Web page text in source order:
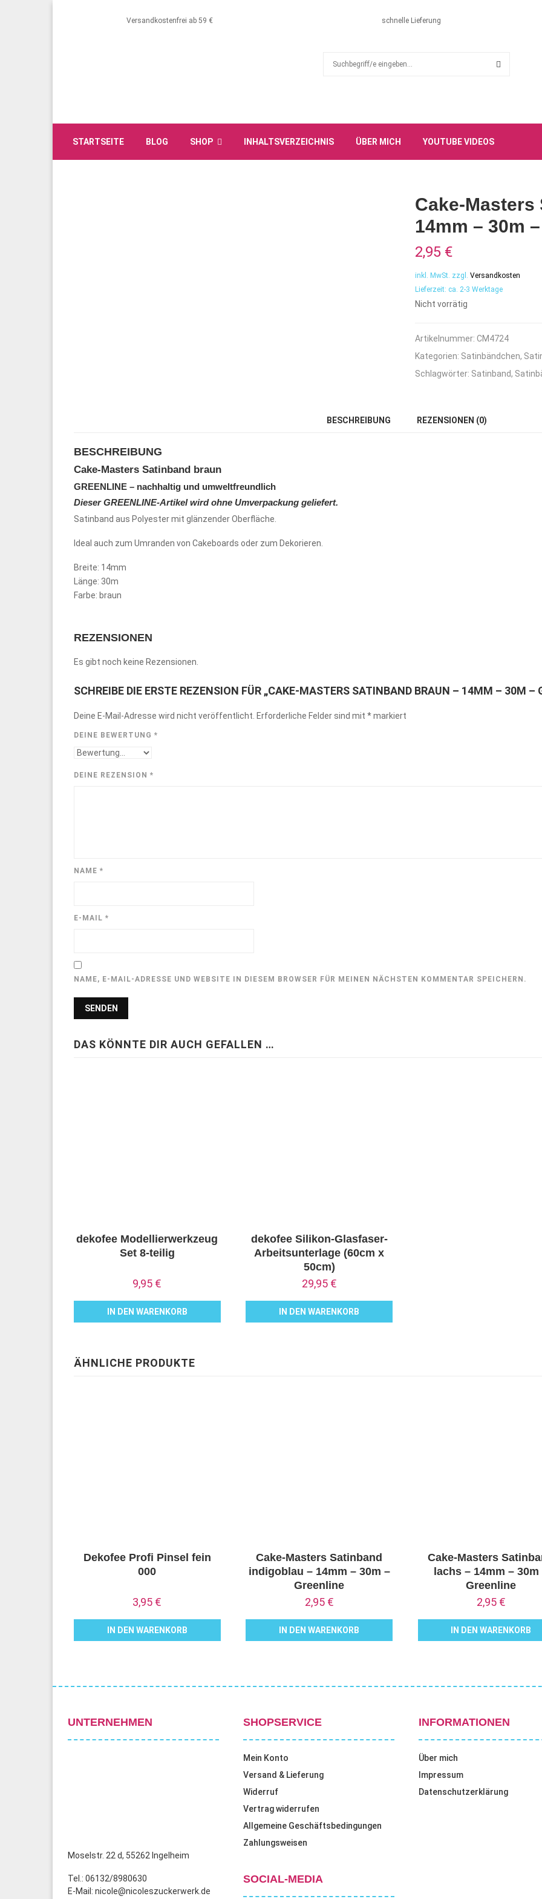
Versandkostenfrei ab 59 € schnelle Lieferung
h
o
r
R
H
STARTSEITE BLOG SHOP INHALTSVERZEICHNIS ÜBER MICH YOUTUBE VIDEOS
Cake-Masters
14mm – 30m
2,95 €
inkl. MwSt. zzgl.Versandkosten
Lieferzeit: ca. 2-3 Werktage
Nicht vorrätig
Artikelnummer:CM4724
Kategorien: Satinbändchen,
Schlagwörter: Satinband,
BESCHREIBUNG REZENSIONEN (0)
BESCHREIBUNG
Cake-Masters Satinband braun
GREENLINE – nachhaltig und umweltfreundlich
DieserGREENLINE-Artikel wirdohne Umverpackung geliefert.
Satinband aus Polyester mit glänzender Oberfläche.
Ideal auch zum Umranden von Cakeboards oder zum Dekorieren.
Breite: 14mm
Länge: 30m
Farbe: braun
REZENSIONEN
Es gibt noch keine Rezensionen.
SCHREIBE DIE ERSTE REZENSION FÜR „CAKE-MASTERS SATINBAND BRAUN – 14MM – 30M –
Deine E-Mail-Adresse wird nicht veröffentlicht. Erforderliche Felder sind mit *markiert
DEINE BEWERTUNG *
DEINE REZENSION *
NAME *
E-MAIL *
NAME, E-MAIL-ADRESSE UND WEBSITE IN DIESEM BROWSER FÜR MEINEN NÄCHSTEN KOMMENTAR SPEICHERN.
DAS KÖNNTE DIR AUCH GEFALLEN …
dekofee Modellierwerkzeug
Set 8-teilig
9,95 €
IN DEN WARENKORB
dekofee Silikon-Glasfaser-
Arbeitsunterlage (60cm x
50cm)
29,95 €
IN DEN WARENKORB
ÄHNLICHE PRODUKTE
Dekofee Profi Pinsel fein
000
3,95 €
IN DEN WARENKORB
Cake-Masters Satinband
indigoblau – 14mm – 30m –
Greenline
2,95 €
IN DEN WARENKORB
Cake-Masters
lachs – 14mm – 30m
Greenline
2,95 €
IN DEN WARENKORB
UNTERNEHMEN
Moselstr. 22 d, 55262 Ingelheim
Tel.: 06132/8980630
E-Mail: nicole@nicoleszuckerwerk.de
SHOPSERVICE
Mein Konto
Versand & Lieferung
Widerruf
Vertrag widerrufen
Allgemeine Geschäftsbedingungen
Zahlungsweisen
SOCIAL-MEDIA
INFORMATIONEN
Über mich
Impressum
Datenschutzerklärung